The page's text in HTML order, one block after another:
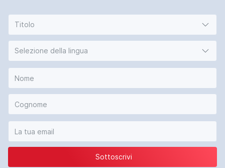
Titolo
Selezione della lingua
Sottoscrivi